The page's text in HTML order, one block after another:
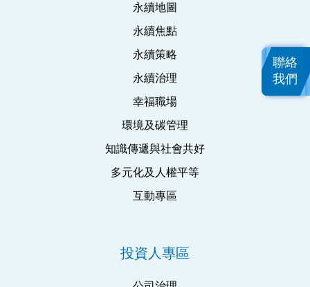
永續地圖
永續焦點
永續策略
永續治理
幸福職場
環境及碳管理
知識傳遞與社會共好
多元化及人權平等
互動專區
投資人專區
聯絡
我們